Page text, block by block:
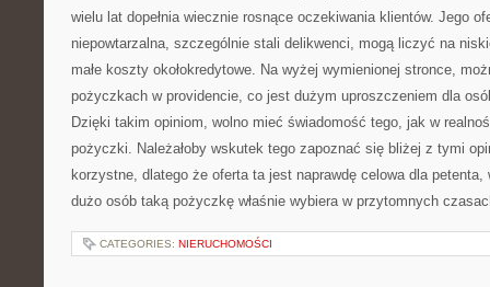
wielu lat dopełnia wiecznie rosnące oczekiwania klientów. Jego
niepowtarzalna, szczególnie stali delikwenci, mogą liczyć na
małe koszty okołokredytowe. Na wyżej wymienionej stronce,
pożyczkach w providencie, co jest dużym uproszczeniem dla
Dzięki takim opiniom, wolno mieć świadomość tego, jak w
pożyczki. Należałoby wskutek tego zapoznać się bliżej z tymi
korzystne, dlatego że oferta ta jest naprawdę celowa dla
dużo osób taką pożyczkę właśnie wybiera w przytomnych
CATEGORIES: NIERUCHOMOŚCI